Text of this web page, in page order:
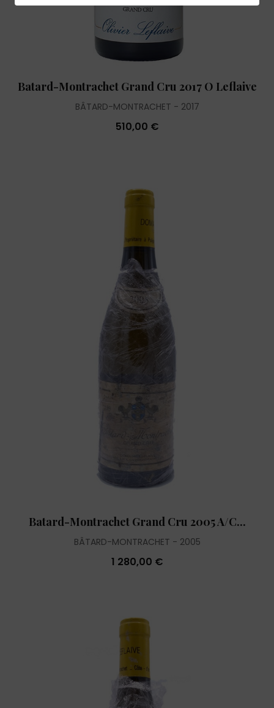
Batard-Montrachet Grand Cru 2017 O Leflaive
BÂTARD-MONTRACHET 2017
510,00 €
Batard-Montrachet Grand Cru 2005 A/C...
BÂTARD-MONTRACHET 2005
1 280,00 €